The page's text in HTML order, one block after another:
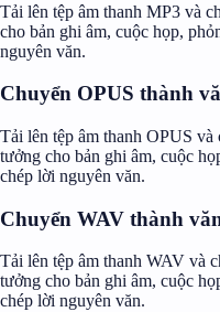
Tải lên tệp âm thanh MP3 và
cho bản ghi âm, cuộc họp,
nguyên văn.
Chuyển OPUS thành
Tải lên tệp âm thanh OPUS
tưởng cho bản ghi âm, cuộc
chép lời nguyên văn.
Chuyển WAV thành
Tải lên tệp âm thanh WAV và
tưởng cho bản ghi âm, cuộc
chép lời nguyên văn.